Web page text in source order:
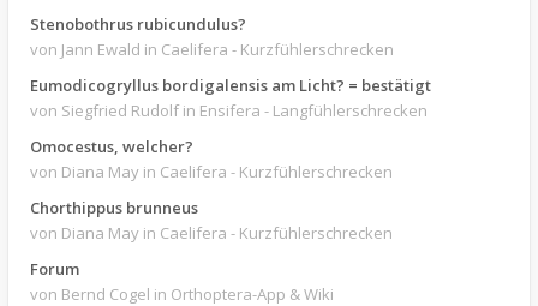
Stenobothrus rubicundulus?
von Jann Ewald in Caelifera - Kurzfühlerschrecken
Eumodicogryllus bordigalensis am Licht? = bestätigt
von Siegfried Rudolf in Ensifera - Langfühlerschrecken
Omocestus, welcher?
von Diana May in Caelifera - Kurzfühlerschrecken
Chorthippus brunneus
von Diana May in Caelifera - Kurzfühlerschrecken
Forum
von Bernd Cogel in Orthoptera-App & Wiki